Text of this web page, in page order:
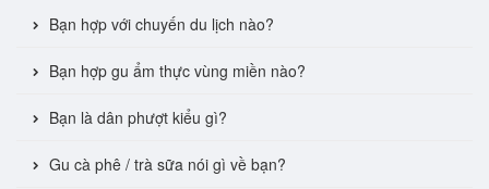
Bạn hợp với chuyến du lịch nào?
Bạn hợp gu ẩm thực vùng miền nào?
Bạn là dân phượt kiểu gì?
Gu cà phê / trà sữa nói gì về bạn?